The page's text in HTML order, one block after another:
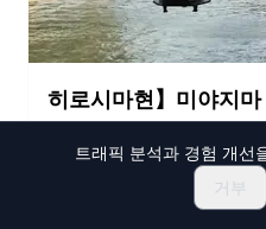
히로시마현】미야지
광 명소를 둘러보는 1
개요 이번에는 히로시마현을
1박2일 여행을 다녀왔다.미
사’는 물론 굴과 아게모미지
트래픽 분석과 경험 개선
거부